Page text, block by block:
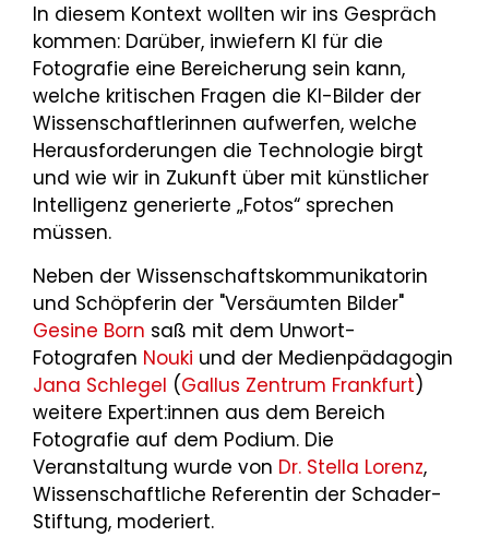
In diesem Kontext wollten wir ins Gespräch
kommen: Darüber, inwiefern KI für die
Fotografie eine Bereicherung sein kann,
welche kritischen Fragen die KI-Bilder der
Wissenschaftlerinnen aufwerfen, welche
Herausforderungen die Technologie birgt
und wie wir in Zukunft über mit künstlicher
Intelligenz generierte „Fotos“ sprechen
müssen.
Neben der Wissenschaftskommunikatorin
und Schöpferin der "Versäumten Bilder"
Gesine Born saß mit dem Unwort-
Fotografen Nouki und der Medienpädagogin
Jana Schlegel (Gallus Zentrum Frankfurt)
weitere Expert:innen aus dem Bereich
Fotografie auf dem Podium. Die
Veranstaltung wurde von Dr. Stella Lorenz,
Wissenschaftliche Referentin der Schader-
Stiftung, moderiert.